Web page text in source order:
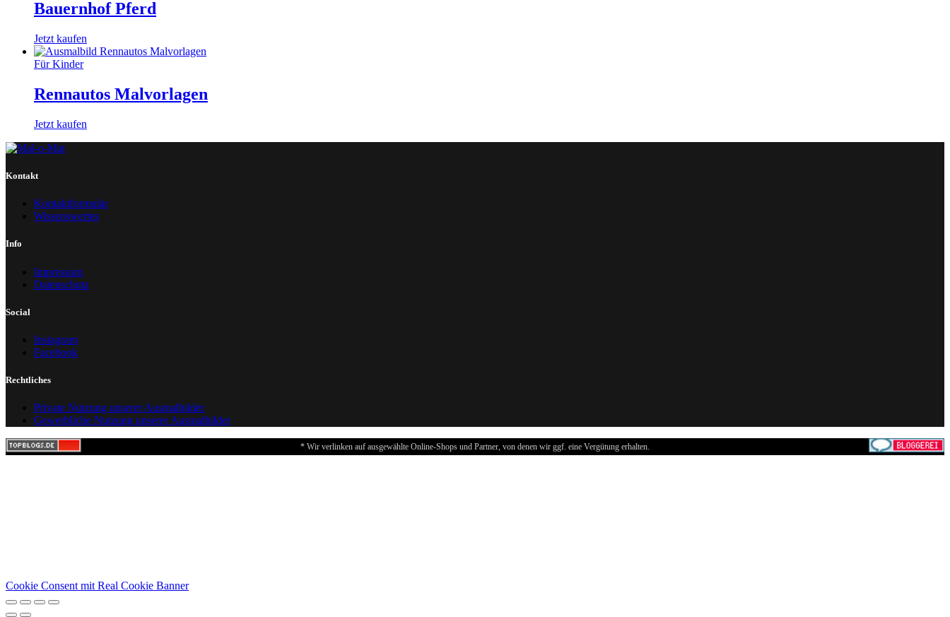
Bauernhof Pferd
Jetzt kaufen
Für Kinder
Rennautos Malvorlagen
Jetzt kaufen
Kontakt
Kontaktformular
Wissenswertes
Info
Impressum
Datenschutz
Social
Instagram
Facebook
Rechtliches
Private Nutzung unserer Ausmalbilder
Gewerbliche Nutzung unserer Ausmalbilder
* Wir verlinken auf ausgewählte Online-Shops und Partner, von denen wir ggf. eine Vergütung erhalten.
Cookie Consent mit Real Cookie Banner